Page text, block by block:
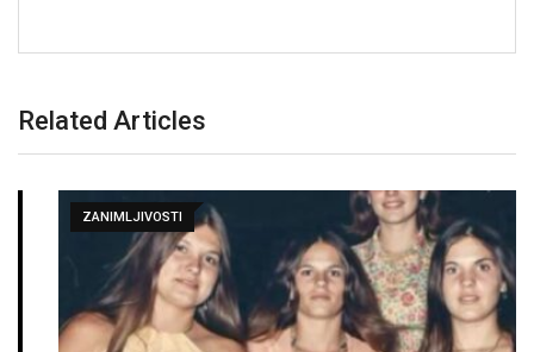
Related Articles
ZANIMLJIVOSTI